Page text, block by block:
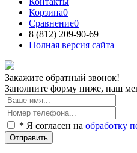
Корзина0
Сравнение0
8 (812) 209-90-69
Полная версия сайта
Закажите обратный звонок!
Заполните форму ниже, наш
* Я согласен на обработку
Отправить